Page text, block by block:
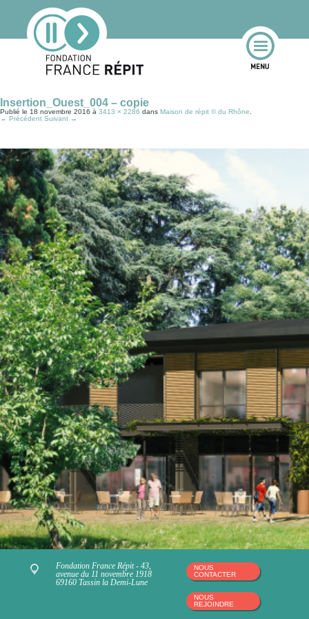
Insertion_Ouest_004 – copie
Publié le 18 novembre 2016 à 3413 × 2286 dans Maison de répit © du Rhône
← Précédent Suivant →
Fondation France Répit - 43,
avenue du 11 novembre 1918
69160 Tassin la Demi-Lune
NOUS
CONTACTER
NOUS
REJOINDRE